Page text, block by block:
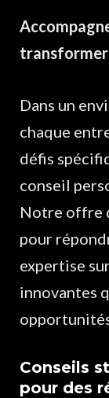
Dans un
chaque
défis
conseil
Notre offre
pour
expertise
innovantes
Conseils
pour des